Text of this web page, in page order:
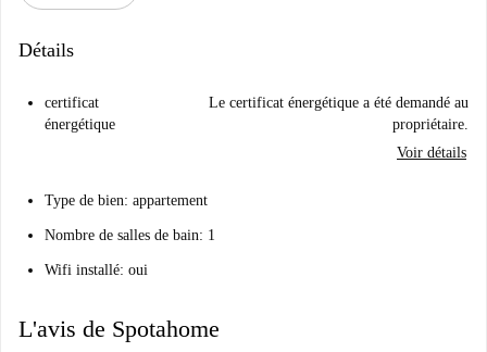
Détails
certificat
énergétique
Le certificat énergétique a été demandé au
propriétaire.
Voir détails
Type de bien: appartement
Nombre de salles de bain: 1
Wifi installé: oui
L'avis de Spotahome